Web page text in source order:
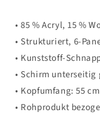
• 85 % Acryl, 15 %
• Strukturiert, 6-
• Kunststoff-
• Schirm unterseitig
• Kopfumfang: 55
• Rohprodukt